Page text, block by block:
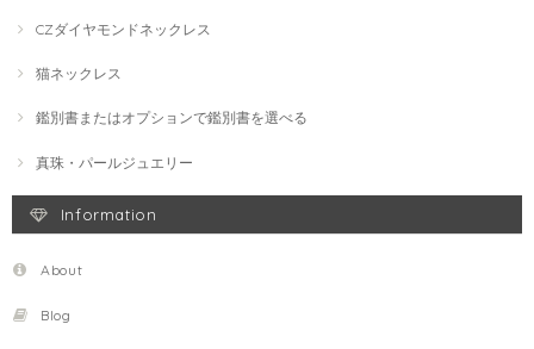
CZダイヤモンドネックレス
猫ネックレス
鑑別書またはオプションで鑑別書を選べる
真珠・パールジュエリー
Information
About
Blog